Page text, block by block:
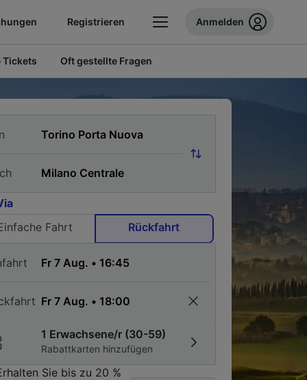
Registrieren Anmelden
Tickets Oft gestellte Fragen
Fahrt
Rückfahrt
1 Erwachsene/r (30-59)
Rabattkarten hinzufügen
Sie bis zu 20 %